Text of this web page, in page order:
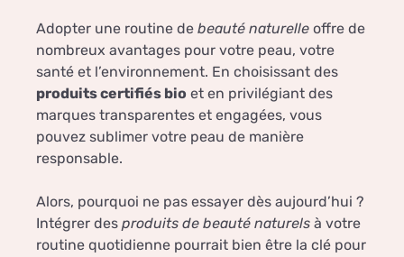
Adopter une routine de beauté naturelle offre de
nombreux avantages pour votre peau, votre
santé et l’environnement. En choisissant des
produits certifiés bio et en privilégiant des
marques transparentes et engagées, vous
pouvez sublimer votre peau de manière
responsable.
Alors, pourquoi ne pas essayer dès aujourd’hui ?
Intégrer des produits de beauté naturels à votre
routine quotidienne pourrait bien être la clé pour